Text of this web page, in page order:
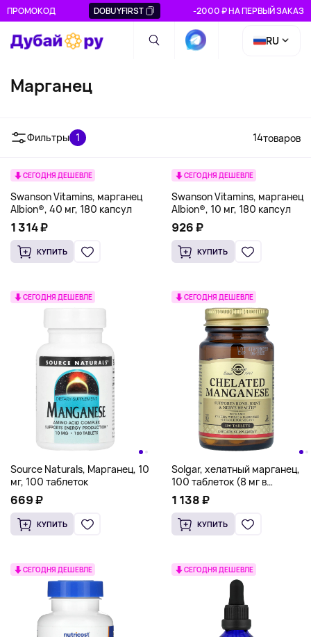
ПРОМОКОД DOBUYFIRST -2000 ₽ НА ПЕРВЫЙ ЗАКАЗ
RU
Марганец
Фильтры 1 14товаров
СЕГОДНЯ ДЕШЕВЛЕ
Swanson Vitamins, марганец
Albion®, 40 мг, 180 капсул
1 314 ₽
КУПИТЬ
СЕГОДНЯ ДЕШЕВЛЕ
Swanson Vitamins, марганец
Albion®, 10 мг, 180 капсул
926 ₽
КУПИТЬ
СЕГОДНЯ ДЕШЕВЛЕ
Source Naturals, Марганец, 10
мг, 100 таблеток
669 ₽
КУПИТЬ
СЕГОДНЯ ДЕШЕВЛЕ
Solgar, хелатный марганец,
100 таблеток (8 мг в
1 таблетке)
1 138 ₽
КУПИТЬ
СЕГОДНЯ ДЕШЕВЛЕ СЕГОДНЯ ДЕШЕВЛЕ